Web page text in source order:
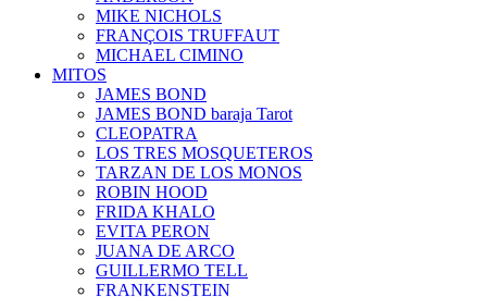
MIKE NICHOLS
FRANÇOIS TRUFFAUT
MICHAEL CIMINO
MITOS
JAMES BOND
JAMES BOND baraja Tarot
CLEOPATRA
LOS TRES MOSQUETEROS
TARZAN DE LOS MONOS
ROBIN HOOD
FRIDA KHALO
EVITA PERON
JUANA DE ARCO
GUILLERMO TELL
FRANKENSTEIN